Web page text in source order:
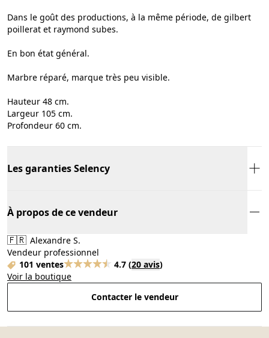
Dans le goût des productions, à la même période, de gilbert
poillerat et raymond subes.
En bon état général.
Marbre réparé, marque très peu visible.
Hauteur 48 cm.
Largeur 105 cm.
Profondeur 60 cm.
Les garanties Selency
À propos de ce vendeur
🇫🇷 Alexandre S.
Vendeur professionnel
101 ventes
4.7 (20 avis)
Voir la boutique
Contacter le vendeur